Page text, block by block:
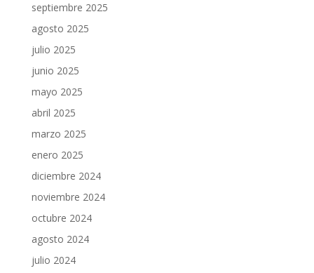
septiembre 2025
agosto 2025
julio 2025
junio 2025
mayo 2025
abril 2025
marzo 2025
enero 2025
diciembre 2024
noviembre 2024
octubre 2024
agosto 2024
julio 2024